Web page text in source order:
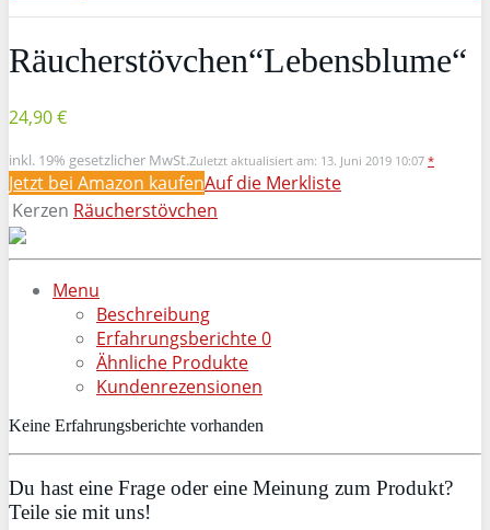
Räucherstövchen“Lebensblume“
24,90 €
inkl. 19% gesetzlicher MwSt.Zuletzt aktualisiert am: 13. Juni 2019 10:07 *
Jetzt bei Amazon kaufenAuf die Merkliste
Kerzen Räucherstövchen
Menu
Beschreibung
Erfahrungsberichte0
Ähnliche Produkte
Kundenrezensionen
Keine Erfahrungsberichte vorhanden
Du hast eine Frage oder eine Meinung zum Produkt?
Teile sie mit uns!